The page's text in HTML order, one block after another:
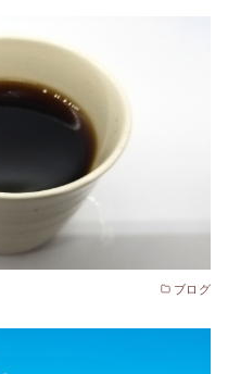
ブログ